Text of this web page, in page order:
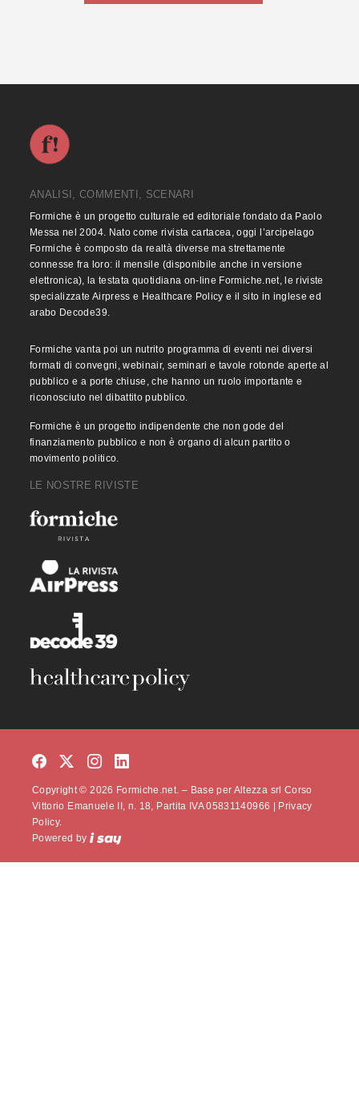
ANALISI, COMMENTI, SCENARI
Formiche è un progetto culturale ed editoriale fondato da Paolo
Messa nel 2004. Nato come rivista cartacea, oggi l’arcipelago
Formiche è composto da realtà diverse ma strettamente
connesse fra loro: il mensile (disponibile anche in versione
elettronica), la testata quotidiana on-line Formiche.net, le riviste
specializzate Airpress e Healthcare Policy e il sito in inglese ed
arabo Decode39.
Formiche vanta poi un nutrito programma di eventi nei diversi
formati di convegni, webinair, seminari e tavole rotonde aperte al
pubblico e a porte chiuse, che hanno un ruolo importante e
riconosciuto nel dibattito pubblico.
Formiche è un progetto indipendente che non gode del
finanziamento pubblico e non è organo di alcun partito o
movimento politico.
LE NOSTRE RIVISTE
Copyright © 2026 Formiche.net. – Base per Altezza srl Corso
Vittorio Emanuele II, n. 18, Partita IVA 05831140966 |
Privacy
Policy.
Powered by